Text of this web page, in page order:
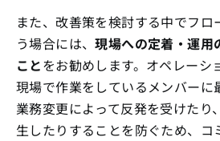
また、改善策を検討する中でフ
う場合には、現場への定着・運用
ことをお勧めします。オペレーシ
現場で作業をしているメンバーに
業務変更によって反発を受けたり
生したりすることを防ぐため、コ